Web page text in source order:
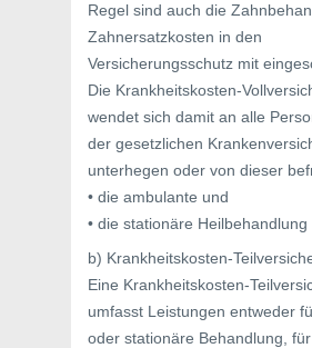
Regel sind auch die
Zahnersatzkosten in den
Versicherungsschutz mit
Die Krankheitskosten-
wendet sich damit an alle
der gesetzlichen
unterhegen oder von dieser
• die ambulante und
• die stationäre Heilbehandlung
b) Krankheitskosten-
Eine Krankheitskosten-
umfasst Leistungen entweder
oder stationäre Behandlung, für